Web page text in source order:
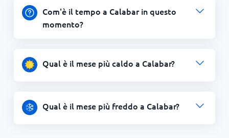
Com'è il tempo a Calabar in questo
momento?
Qual è il mese più caldo a Calabar?
Qual è il mese più freddo a Calabar?